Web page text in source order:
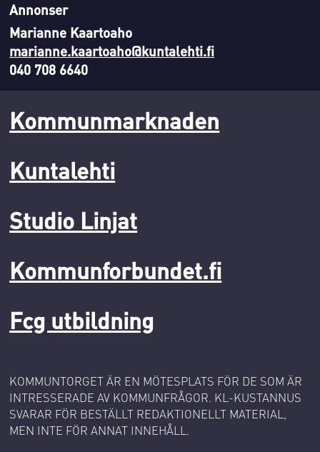
Annonser
Marianne Kaartoaho
marianne.kaartoaho@kuntalehti.fi
040 708 6640
Kommunmarknaden
Kuntalehti
Studio Linjat
Kommunforbundet.fi
Fcg utbildning
KOMMUNTORGET ÄR EN MÖTESPLATS FÖR DE SOM ÄR
INTRESSERADE AV KOMMUNFRÅGOR. KL-KUSTANNUS
SVARAR FÖR BESTÄLLT REDAKTIONELLT MATERIAL,
MEN INTE FÖR ANNAT INNEHÅLL.